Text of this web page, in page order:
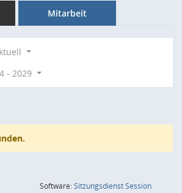
Mitarbeit
- 2029
Software:SitzungsdienstSession(Wird in